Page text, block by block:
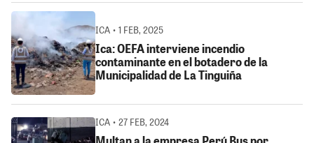
ICA • 1 FEB, 2025
Ica: OEFA interviene incendio
contaminante en el botadero de la
Municipalidad de La Tinguiña
ICA • 27 FEB, 2024